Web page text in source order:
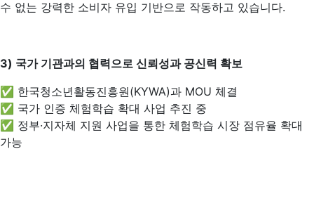
수 없는 강력한 소비자 유입 기반으로 작동하고 있습니다.
3) 국가 기관과의 협력으로 신뢰성과 공신력 확보
✅ 한국청소년활동진흥원(KYWA)과 MOU 체결
✅ 국가 인증 체험학습 확대 사업 추진 중
✅ 정부·지자체 지원 사업을 통한 체험학습 시장 점유율 확대
가능